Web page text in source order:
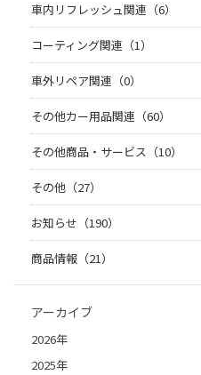
車内リフレッシュ関連（6）
コーティング関連（1）
車外リペア関連（0）
その他カー用品関連（60）
その他商品・サービス（10）
その他（27）
お知らせ（190）
商品情報（21）
アーカイブ
2026年
2025年